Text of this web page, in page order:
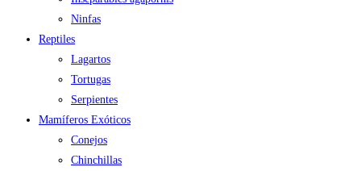
Ninfas
Reptiles
Lagartos
Tortugas
Serpientes
Mamíferos Exóticos
Conejos
Chinchillas